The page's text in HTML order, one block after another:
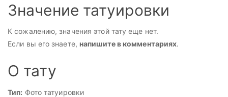
Значение татуировки
К сожалению, значения этой тату еще нет.
Если вы его знаете, напишите в комментариях.
О тату
Тип: Фото татуировки